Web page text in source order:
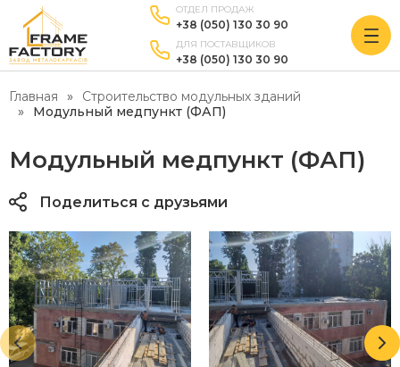
ОТДЕЛ ПРОДАЖ
+38 (050) 130 30 90
ДЛЯ ПОСТАВЩИКОВ
+38 (050) 130 30 90
Главная
Строительство модульных зданий
Модульный медпункт (ФАП)
Модульный медпункт (ФАП)
Поделиться с друзьями